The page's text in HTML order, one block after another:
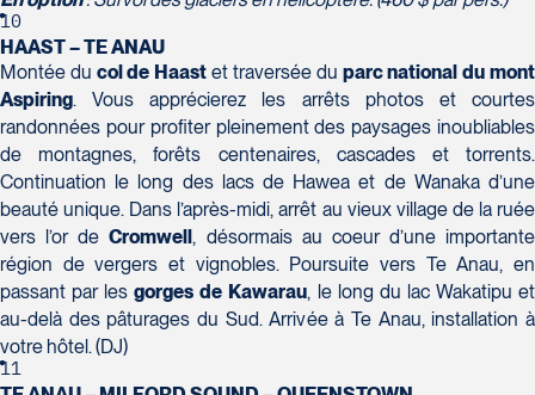
10
HAAST – TE ANAU
Montée du col de Haast et traversée du parcnational du mont
Aspiring. Vous apprécierez les arrêts photos et courtes
randonnées pour profiter pleinement des paysages inoubliables
de montagnes, forêts centenaires, cascades et torrents.
Continuation le long des lacs de Hawea et de Wanaka d’une
beauté unique. Dans l’après-midi, arrêt au vieux village de la ruée
vers l’or deCromwell, désormais au coeur d’une importante
région de vergers et vignobles. Poursuite vers Te Anau, en
passant par lesgorges de Kawarau, le long du lac Wakatipu et
au-delà des pâturages du Sud. Arrivée à Te Anau, installation à
votre hôtel. (DJ)
11
Voyages Transat St-Bruno
117 Boulevard Les Promenades -
Promenades St-Bruno
Saint-Bruno-de-Montarville
J3V 5K2
Tél :450-441-1220 / 1-833-487-9323
Voyages Plein Soleil
4100 Boulevard de l'Auvergne - Suite 108
Québec
G2C 1T8
Tél :418-847-1023 / 1-888-686-0049
Voyages Thomassin St-Hilaire
1100 Boulevard de La Chaudière #129
Québec
G1Y 0A1